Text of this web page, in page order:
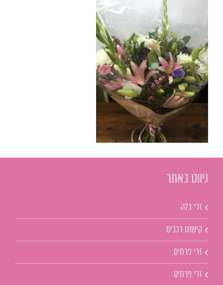
ניווט באתר
זרי כלה
קישוט רכבים
זרי פרחים
זרי פרחים